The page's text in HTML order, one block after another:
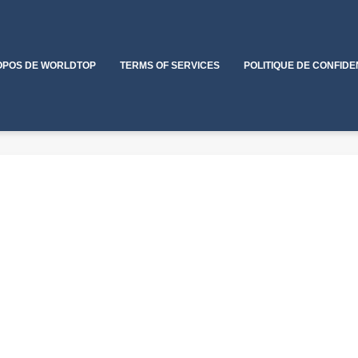
DE WORLDTOP TERMS OF SERVICES POLITIQUE DE